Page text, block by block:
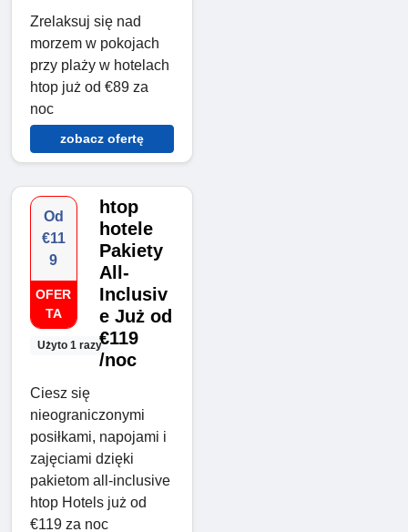
Zrelaksuj się nad
morzem w pokojach
przy plaży w hotelach
htop już od €89 za
noc
zobacz ofertę
Od
€11
9
OFER
TA
Użyto 1 razy
htop
hotele
Pakiety
All-
Inclusiv
e Już od
€119
/noc
Ciesz się
nieograniczonymi
posiłkami, napojami i
zajęciami dzięki
pakietom all-inclusive
htop Hotels już od
€119 za noc